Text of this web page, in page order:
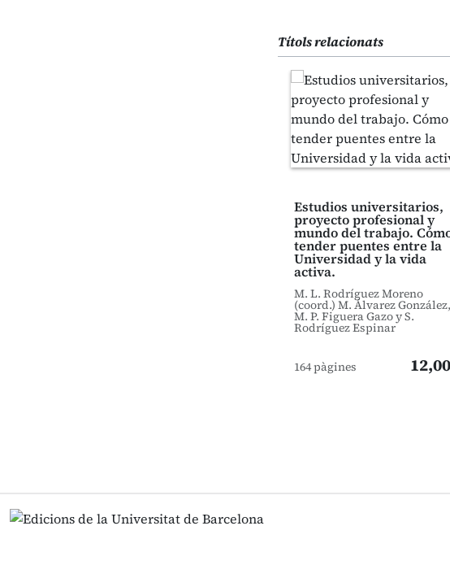
Títols relacionats
Estudios universitarios,
proyecto profesional y
mundo del trabajo.
tender puentes entre la
Universidad y la vida
activa.
M. L. Rodríguez Moreno
(coord.) M. Álvarez González,
M. P. Figuera Gazo y S.
Rodríguez Espinar
164 pàgines